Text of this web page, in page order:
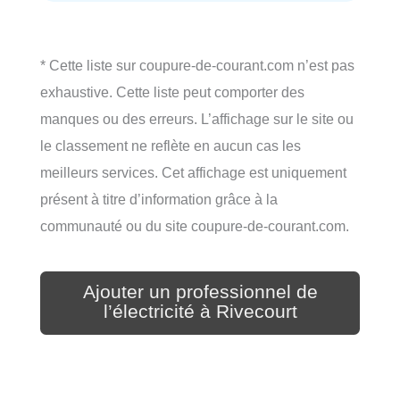
* Cette liste sur coupure-de-courant.com n’est pas
exhaustive. Cette liste peut comporter des
manques ou des erreurs. L’affichage sur le site ou
le classement ne reflète en aucun cas les
meilleurs services. Cet affichage est uniquement
présent à titre d’information grâce à la
communauté ou du site coupure-de-courant.com.
Ajouter un professionnel de
l’électricité à Rivecourt